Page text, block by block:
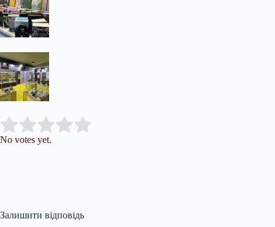
Rate this item:
No votes yet.
Залишити відповідь